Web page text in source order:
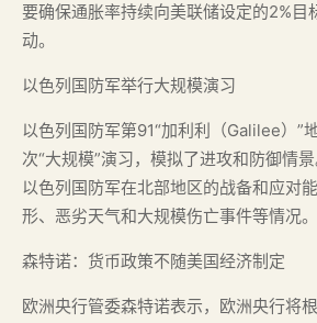
要确保通胀率持续向美联储设定的2%目
动。
以色列国防军举行大规模演习
以色列国防军第91“加利利（Galilee）”
次“大规模”演习，模拟了进攻和防御情
以色列国防军在北部地区的战备和应对
形、恶劣天气和大规模伤亡事件等情况。
森特诺：货币政策不随美国经济制定
欧洲央行管委森特诺表示，欧洲央行将